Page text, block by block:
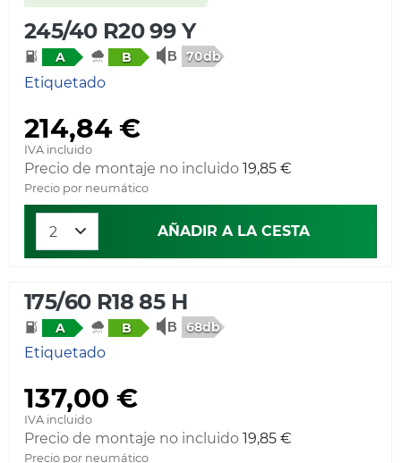
245/40 R20 99 Y
A B 70db
Etiquetado
214,84 €
IVA incluido
Precio de montaje no incluido 19,85 €
Precio por neumático
AÑADIR A LA CESTA
175/60 R18 85 H
A B 68db
Etiquetado
137,00 €
IVA incluido
Precio de montaje no incluido 19,85 €
Precio por neumático